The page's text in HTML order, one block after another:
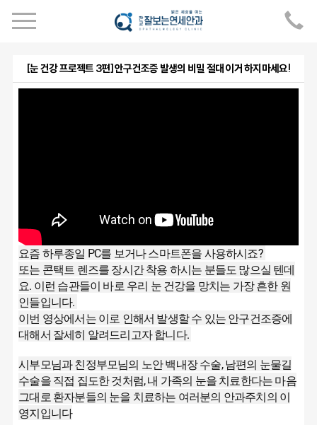
[눈 건강 프로젝트 3편] 안구건조증 발생의 비밀 절대 이거 하지마세요!
요즘 하루종일 PC를 보거나 스마트폰을 사용하시죠?
또는 콘택트 렌즈를 장시간 착용 하시는 분들도 많으실 텐데
요. 이런 습관들이 바로 우리 눈 건강을 망치는 가장 흔한 원
인들입니다.
이번 영상에서는 이로 인해서 발생할 수 있는 안구건조증에
대해서 잘세히 알려드리고자 합니다.
시부모님과 친정부모님의 노안 백내장 수술, 남편의 눈물길
수술을 직접 집도한 것처럼, 내 가족의 눈을 치료한다는 마음
그대로 환자분들의 눈을 치료하는 여러분의 안과주치의 이
영지입니다